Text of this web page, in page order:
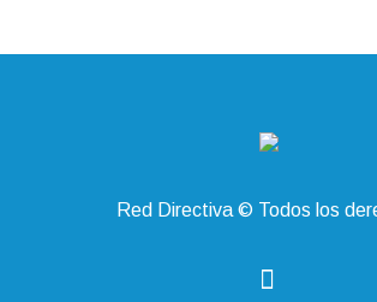
Red Directiva © Todos los